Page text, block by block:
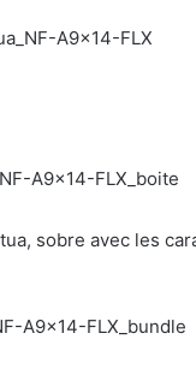
sobre avec les